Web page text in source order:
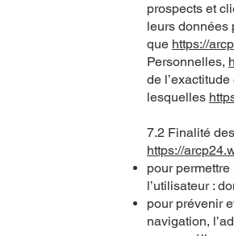
prospects et
leurs données
que https://
Personnelles,
de
lesquelles
7.2 Finalité
https://
pour
l’utilisateur :
pour prévenir
navigation,